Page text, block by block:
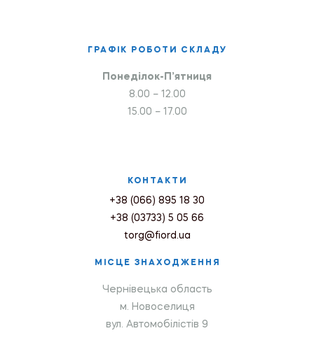
ГРАФІК РОБОТИ СКЛАДУ
Понеділок-П’ятниця
8.00 – 12.00
15.00 – 17.00
КОНТАКТИ
+38 (066) 895 18 30
+38 (03733) 5 05 66
torg@fiord.ua
МІСЦЕ ЗНАХОДЖЕННЯ
Чернівецька область
м. Новоселиця
вул. Автомобілістів 9